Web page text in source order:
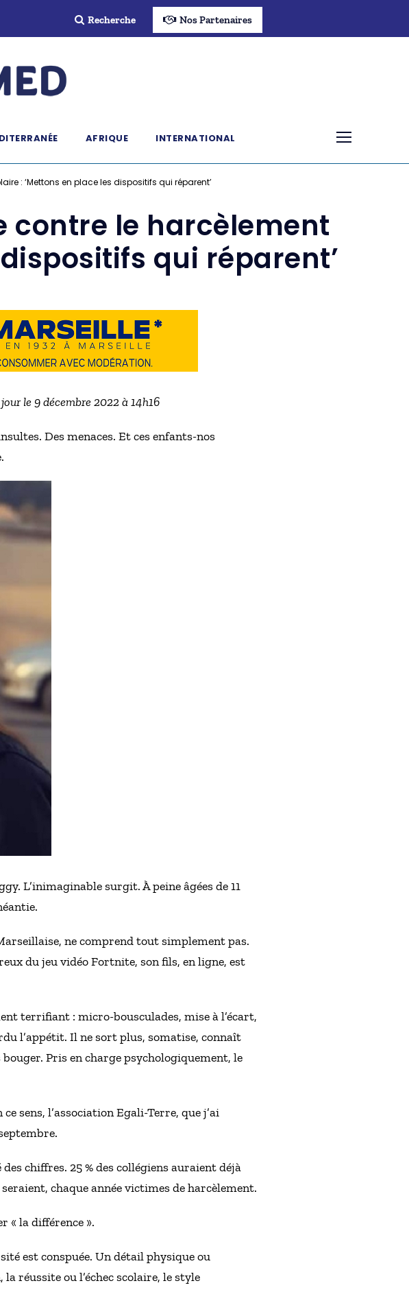
Recherche Nos Partenaires
AFRIQUE INTERNATIONAL
: ‘Mettons en place les dispositifs qui réparent’
contre le harcèlement
qui réparent’
le 9 décembre 2022 à 14h16
Des menaces. Et ces enfants-nos
L’inimaginable surgit. À peine âgées de 11
ne comprend tout simplement pas.
du jeu vidéo Fortnite, son fils, en ligne, est
terrifiant : micro-bousculades, mise à l’écart,
l’appétit. Il ne sort plus, somatise, connaît
Pris en charge psychologiquement, le
sens, l’association Egali-Terre, que j’ai
chiffres. 25 % des collégiens auraient déjà
chaque année victimes de harcèlement.
« la différence ».
est conspuée. Un détail physique ou
réussite ou l’échec scolaire, le style